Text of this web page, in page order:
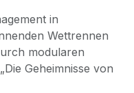
in
Wettrennen
modularen
Geheimnisse von